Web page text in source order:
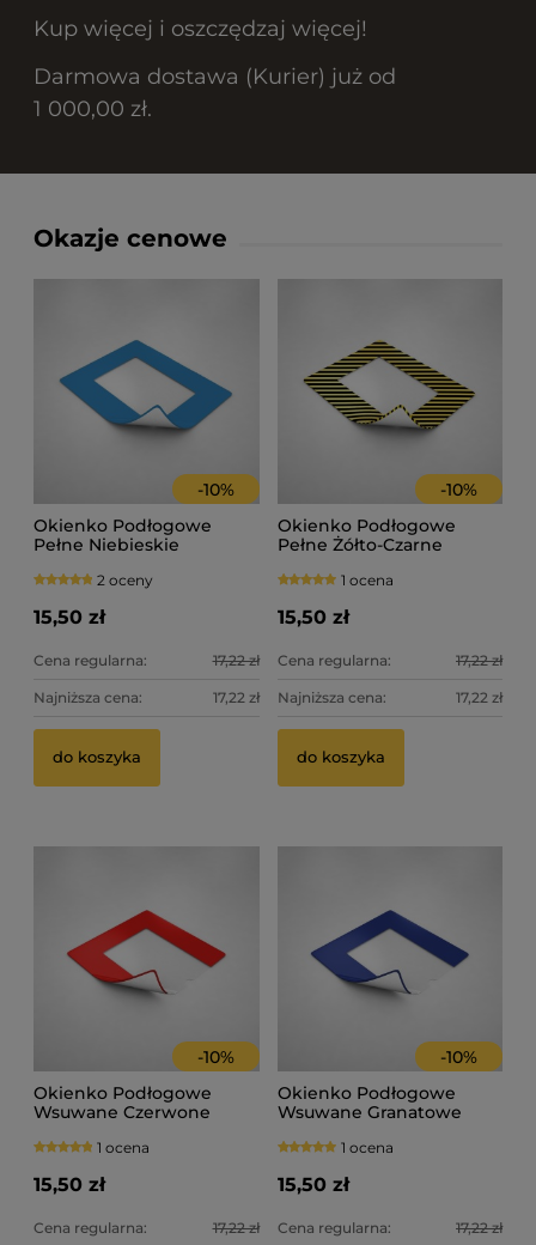
Kup więcej i oszczędzaj więcej!
Darmowa dostawa (Kurier) już od
1 000,00 zł.
Okazje cenowe
-10%
Okienko Podłogowe
Pełne Niebieskie
2 oceny
15,50 zł
Cena regularna: 17,22 zł
Najniższa cena: 17,22 zł
do koszyka
-10%
Okienko Podłogowe
Pełne Żółto-Czarne
1 ocena
15,50 zł
Cena regularna: 17,22 zł
Najniższa cena: 17,22 zł
do koszyka
-10%
Okienko Podłogowe
Wsuwane Czerwone
1 ocena
15,50 zł
Cena regularna: 17,22 zł
-10%
Okienko Podłogowe
Wsuwane Granatowe
1 ocena
15,50 zł
Cena regularna: 17,22 zł